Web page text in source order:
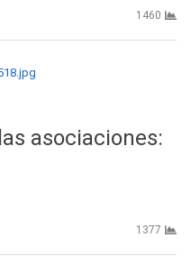
1460
asociaciones:
1377